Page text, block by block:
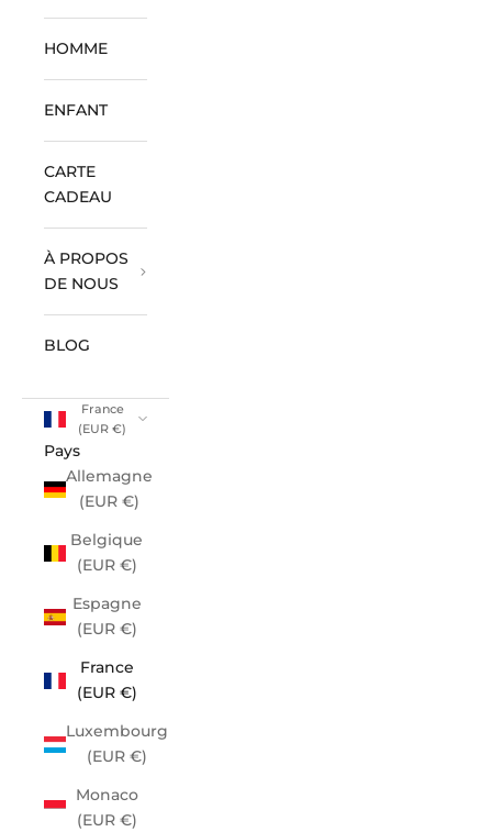
HOMME
ENFANT
CARTE
CADEAU
À PROPOS
DE NOUS
BLOG
France
(EUR €)
Pays
Allemagne
(EUR €)
Belgique
(EUR €)
Espagne
(EUR €)
France
(EUR €)
Luxembourg
(EUR €)
Monaco
(EUR €)